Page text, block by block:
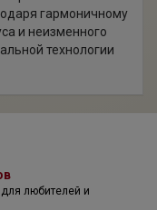
гармоничному
и неизменного
технологии
сильных
любителей и